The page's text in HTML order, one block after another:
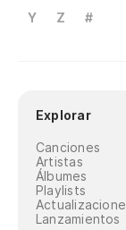
Y
Z #
Explorar
Canciones
Artistas
Álbumes
Playlists
Lanzamientos